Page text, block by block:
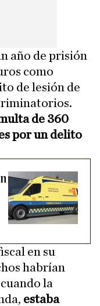
año de prisión
como
de lesión de
de 360
por un delito
en su
habrían
la
estaba